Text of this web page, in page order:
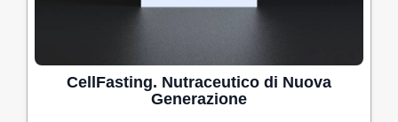
CellFasting. Nutraceutico di Nuova
Generazione